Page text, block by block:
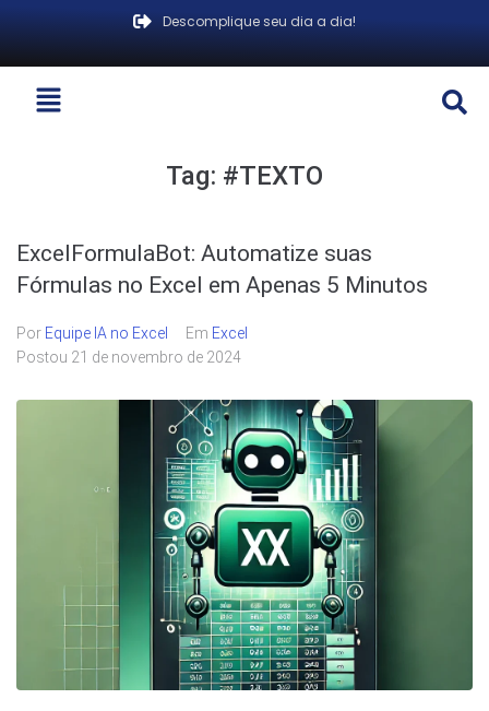
Descomplique seu dia a dia!
Tag: #TEXTO
ExcelFormulaBot: Automatize suas
Fórmulas no Excel em Apenas 5 Minutos
Por Equipe IA no Excel Em Excel
Postou 21 de novembro de 2024